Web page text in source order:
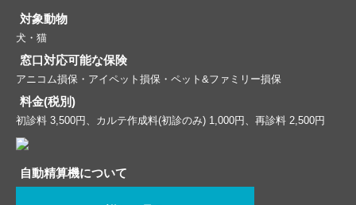
対象動物
犬・猫
窓口対応可能な保険
アニコム損保・アイペット損保・ペット&ファミリー損保
料金(税別)
初診料 3,500円、カルテ作成料(初診のみ) 1,000円、再診料 2,500円
自動精算機について